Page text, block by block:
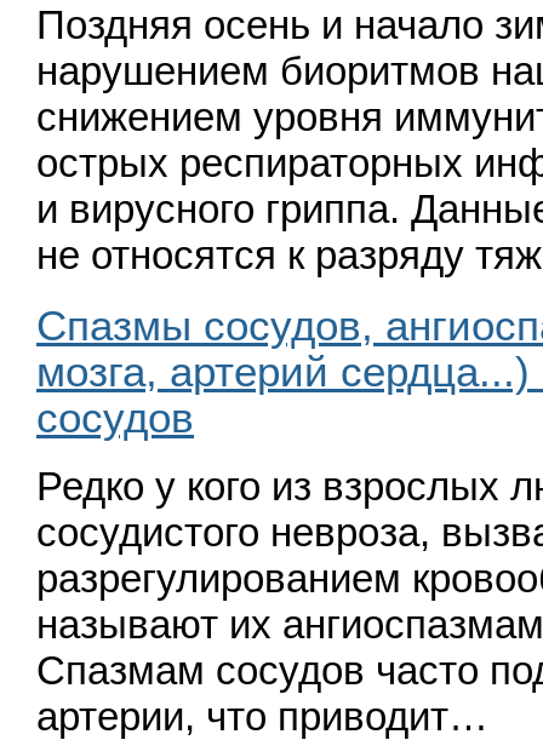
Поздняя осень и начало
нарушением биоритмов
снижением уровня
острых респираторных
и вирусного гриппа.
не относятся к разряду
Спазмы сосудов,
мозга, артерий
сосудов
Редко у кого из взрослых
сосудистого невроза,
разрегулированием
называют их
Спазмам сосудов часто
артерии, что приводит…